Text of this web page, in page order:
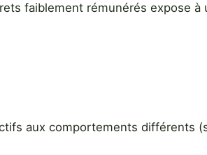
faiblement rémunérés expose à
aux comportements